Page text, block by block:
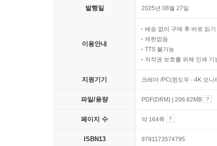
발행일 2025년 08월 27일
이용안내
배송 없이 구매 후 바로 읽기
제한없음
TTS 불가능
저작권 보호를 위해 인쇄 기
지원기기 크레마 /PC(윈도우 - 4K 모
파일/용량 PDF(DRM) | 206.62MB
페이지 수 약 164쪽
ISBN13 9791173574795